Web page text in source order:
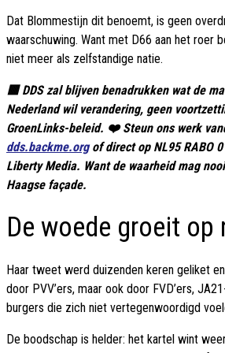
Dat Blommestijn dit benoemt, is geen
waarschuwing. Want met D66 aan het roer
niet meer als zelfstandige natie.
🟥 DDS zal blijven benadrukken wat de
Nederland wil verandering, geen
GroenLinks-beleid. ❤️ Steun ons werk
dds.backme.orgof direct op NL95 RABO
Liberty Media. Want de waarheid mag
Haagse façade.
De woede groeit op
Haar tweet werd duizenden keren geliket
door PVV’ers, maar ook door FVD’ers,
burgers die zich niet vertegenwoordigd
De boodschap is helder: het kartel wint